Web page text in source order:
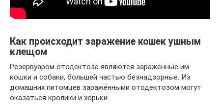
Как происходит заражение кошек ушным
клещом
Резервуаром отодектоза являются заражённые им
кошки и собаки, большей частью безнадзорные. Из
домашних питомцев заражёнными отодектозом могут
оказаться кролики и хорьки.